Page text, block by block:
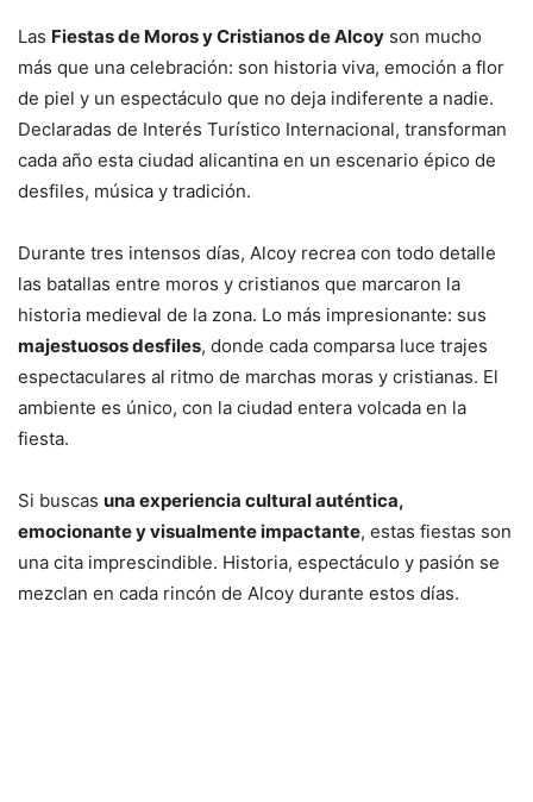
Las Fiestas de Moros y Cristianos de Alcoy son mucho
más que una celebración: son historia viva, emoción a flor
de piel y un espectáculo que no deja indiferente a nadie.
Declaradas de Interés Turístico Internacional, transforman
cada año esta ciudad alicantina en un escenario épico de
desfiles, música y tradición.
Durante tres intensos días, Alcoy recrea con todo detalle
las batallas entre moros y cristianos que marcaron la
historia medieval de la zona. Lo más impresionante: sus
majestuosos desfiles, donde cada comparsa luce trajes
espectaculares al ritmo de marchas moras y cristianas. El
ambiente es único, con la ciudad entera volcada en la
fiesta.
Si buscas una experiencia cultural auténtica,
emocionante y visualmente impactante, estas fiestas son
una cita imprescindible. Historia, espectáculo y pasión se
mezclan en cada rincón de Alcoy durante estos días.